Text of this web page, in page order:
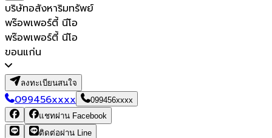
บริษัทอสังหาริมทรัพย์
พร๊อพเพอร์ตี้ นีโอ
พร๊อพเพอร์ตี้ นีโอ
ขอนแก่น
ลงทะเบียนสนใจ
099456xxxx
099456xxxx
แชทผ่าน Facebook
ติดต่อผ่าน Line